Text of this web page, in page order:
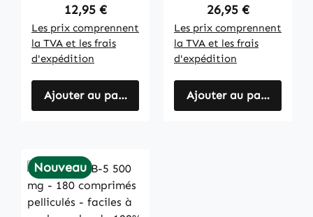
Regulärer Preis:
12,95 €
Les prix comprennent
la TVA et les frais
d'expédition
Ajouter au panier
Regulärer Preis:
26,95 €
Les prix comprennent
la TVA et les frais
d'expédition
Ajouter au panier
Nouveau